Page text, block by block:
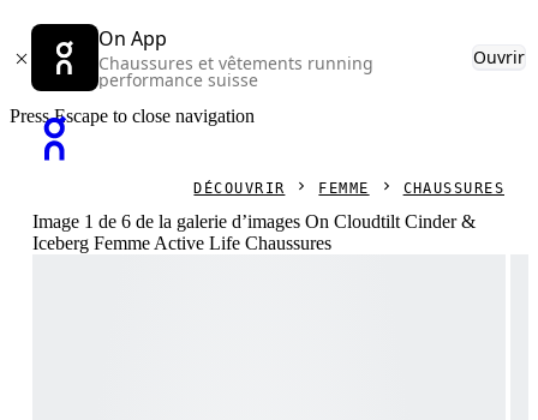
On App
Chaussures et vêtements running
performance suisse
Ouvrir
Press Escape to close navigation
DÉCOUVRIR FEMME CHAUSSURES
Image 1 de 6 de la galerie d’images On Cloudtilt Cinder &
Iceberg Femme Active Life Chaussures